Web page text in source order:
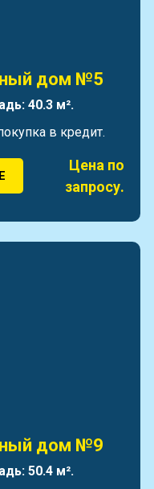
дом №5
40.3 м².
в кредит.
Цена по
запросу.
дом №9
50.4 м².